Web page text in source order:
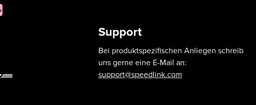
Support
Bei produktspezifischen Anliegen schreib
uns gerne eine E-Mail an:
support@speedlink.com